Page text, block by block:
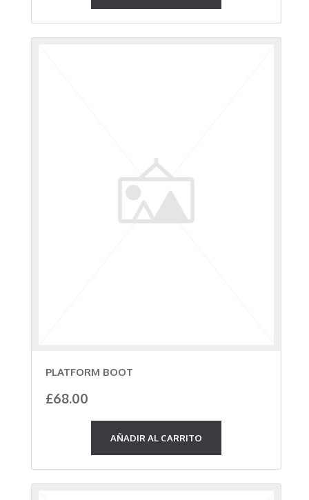
PLATFORM BOOT
£68.00
AÑADIR AL CARRITO